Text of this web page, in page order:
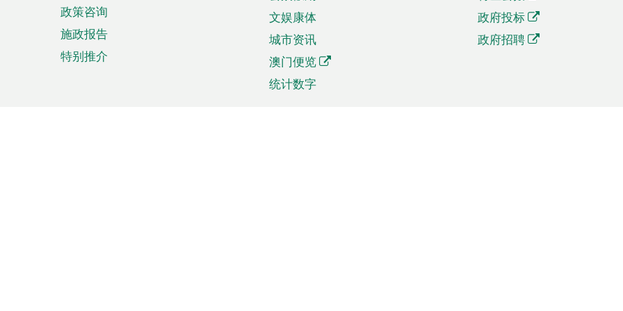
政策咨询
施政报告
特别推介
文娱康体
城市资讯
澳门便览
统计数字
政府投标
政府招聘